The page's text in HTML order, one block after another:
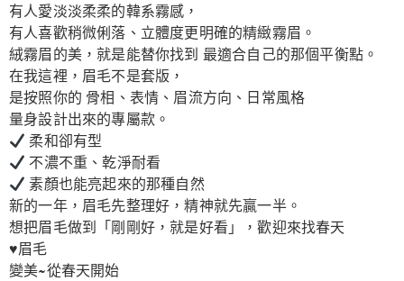
有人愛淡淡柔柔的韓系霧感，
有人喜歡稍微俐落、立體度更明確的精緻霧眉。
絨霧眉的美，就是能替你找到 最適合自己的那個平衡點。
在我這裡，眉毛不是套版，
是按照你的 骨相、表情、眉流方向、日常風格
量身設計出來的專屬款。
柔和卻有型
不濃不重、乾淨耐看
素顏也能亮起來的那種自然
新的一年，眉毛先整理好，精神就先贏一半。
想把眉毛做到「剛剛好，就是好看」，歡迎來找春天
♥️眉毛
變美~從春天開始